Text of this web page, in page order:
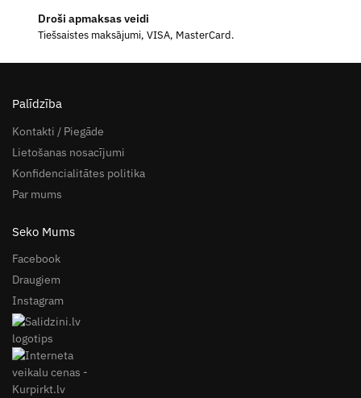
Droši apmaksas veidi
Tiešsaistes maksājumi, VISA, MasterCard.
Palīdzība
Kontakti / Piegāde
Lietošanas nosacījumi
Konfidencialitātes politika
Par mums
Seko Mums
Facebook
Draugiem
Instagram